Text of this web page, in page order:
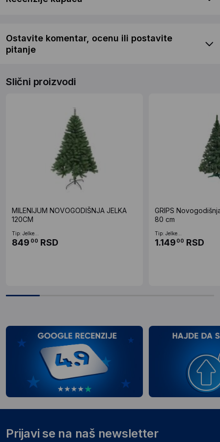
Ostavite komentar, ocenu ili postavite
pitanje
Slični proizvodi
MILENIJUM NOVOGODIŠNJA JELKA
120CM
Tip: Jelke...
849 00 RSD
GRIPS
80 cm
Tip: Jelke...
1.149 00 RSD
Prijavi se na naš newsletter